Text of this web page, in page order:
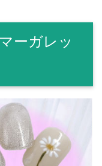
ーガレッ